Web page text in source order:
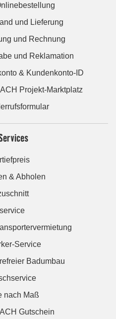
und Lieferung
und Rechnung
und Reklamation
& Kundenkonto-ID
Projekt-Marktplatz
& Abholen
Service
Badumbau
nach Maß
Gutschein